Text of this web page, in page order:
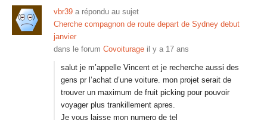
vbr39 a répondu au sujet
Cherche compagnon de route depart de Sydney debut
janvier
dans le forum Covoiturage il y a 17 ans
salut je m’appelle Vincent et je recherche aussi des
gens pr l’achat d’une voiture. mon projet serait de
trouver un maximum de fruit picking pour pouvoir
voyager plus trankillement apres.
Je vous laisse mon numero de tel